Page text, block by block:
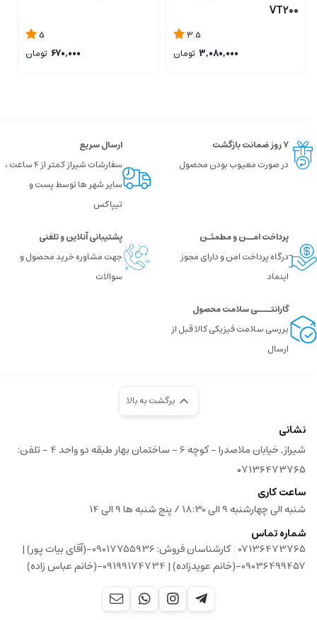
VT200
3.5
3,080,000 تومان
5
670,000 تومان
۷ روز ضمانت بازگشت
در صورت معیوب بودن محصول
ارسال سریع
سفارشات شیراز کمتر از 4 ساعت ،
سایر شهر ها توسط پست و
تیپاکس
پرداخت امــن و مطمئـن
درگاه پرداخت امن و دارای مجوز
اینماد
پشتیبانی آنلاین و تلفنی
جهت مشاوره خرید محصول و
سوالات
گارانتــــی سلامت محصول
بررسی سلامت فیزیکی کالا قبل از
ارسال
برگشت به بالا
نشانی
شیراز, خیابان ملاصدرا - کوچه 6 - ساختمان بهار طبقه دو واحد 4 - تلفن:
۰۷۱۳۶۴۷۳۷۶۵
ساعت کاری
شنبه الی چهارشنبه 9 الی 18:30 / پنج شنبه ها 9 الی 14
شماره تماس
07136473765
|
کارشناسان فروش: 09017755936-(آقای بیات پور) |
09036499457-(خانم عویدزاده) | 09199174734-(خانم عباس زاده)